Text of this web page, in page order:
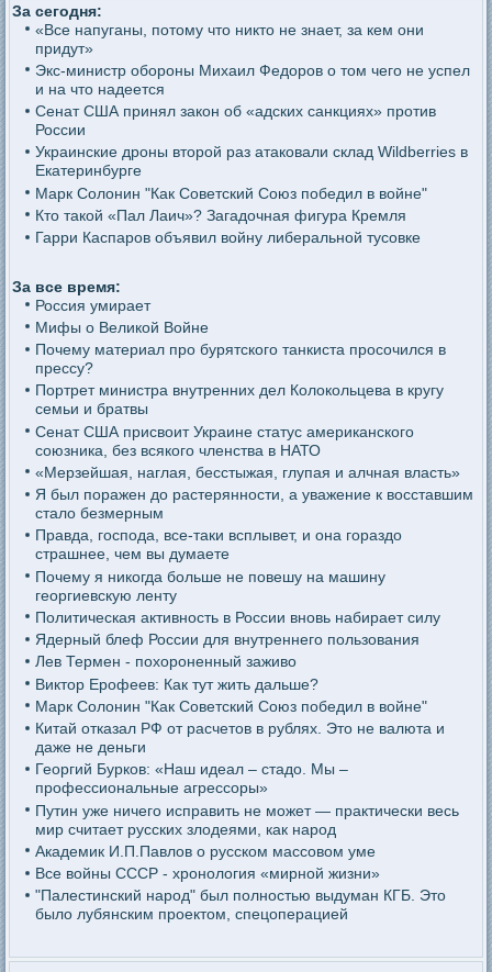
За сегодня:
«Все напуганы, потому что никто не знает, за кем они
придут»
Экс-министр обороны Михаил Федоров о том чего не успел
и на что надеется
Сенат США принял закон об «адских санкциях» против
России
Украинские дроны второй раз атаковали склад Wildberries в
Екатеринбурге
Марк Солонин "Как Советский Союз победил в войне"
Кто такой «Пал Лаич»? Загадочная фигура Кремля
Гарри Каспаров объявил войну либеральной тусовке
За все время:
Россия умирает
Мифы о Великой Войне
Почему материал про бурятского танкиста просочился в
прессу?
Портрет министра внутренних дел Колокольцева в кругу
семьи и братвы
Сенат США присвоит Украине статус американского
союзника, без всякого членства в НАТО
«Мерзейшая, наглая, бесстыжая, глупая и алчная власть»
Я был поражен до растерянности, а уважение к восставшим
стало безмерным
Правда, господа, все-таки всплывет, и она гораздо
страшнее, чем вы думаете
Почему я никогда больше не повешу на машину
георгиевскую ленту
Политическая активность в России вновь набирает силу
Ядерный блеф России для внутреннего пользования
Лев Термен - похороненный заживо
Виктор Ерофеев: Как тут жить дальше?
Марк Солонин "Как Советский Союз победил в войне"
Китай отказал РФ от расчетов в рублях. Это не валюта и
даже не деньги
Георгий Бурков: «Наш идеал – стадо. Мы –
профессиональные агрессоры»
Путин уже ничего исправить не может — практически весь
мир считает русских злодеями, как народ
Академик И.П.Павлов о русском массовом уме
Все войны СССР - хронология «мирной жизни»
"Палестинский народ" был полностью выдуман КГБ. Это
было лубянским проектом, спецоперацией